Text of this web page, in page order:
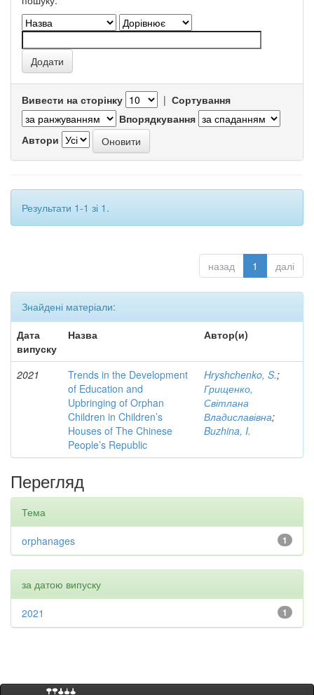
Вивести на сторінку | Сортування
Впорядкування
Автори
Результати 1-1 зі 1.
назад 1 далі
Знайдені матеріали:
Дата
випуску
Назва Автор(и)
2021
Trends in the Development
of Education and
Upbringing of Orphan
Children in Children’s
Houses of The Chinese
People’s Republic
Hryshchenko, S.;
Грищенко,
Світлана
Владиславівна;
Buzhina, I.
Перегляд
Тема
1
orphanages
за датою випуску
1
2021